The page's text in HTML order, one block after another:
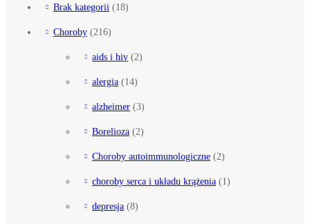
Brak kategorii (18)
Choroby (216)
aids i hiv (2)
alergia (14)
alzheimer (3)
Borelioza (2)
Choroby autoimmunologiczne (2)
choroby serca i układu krążenia (1)
depresja (8)